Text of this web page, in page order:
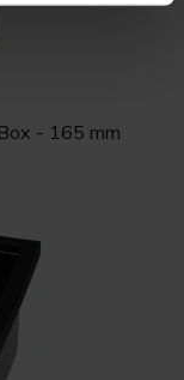
- 165 mm